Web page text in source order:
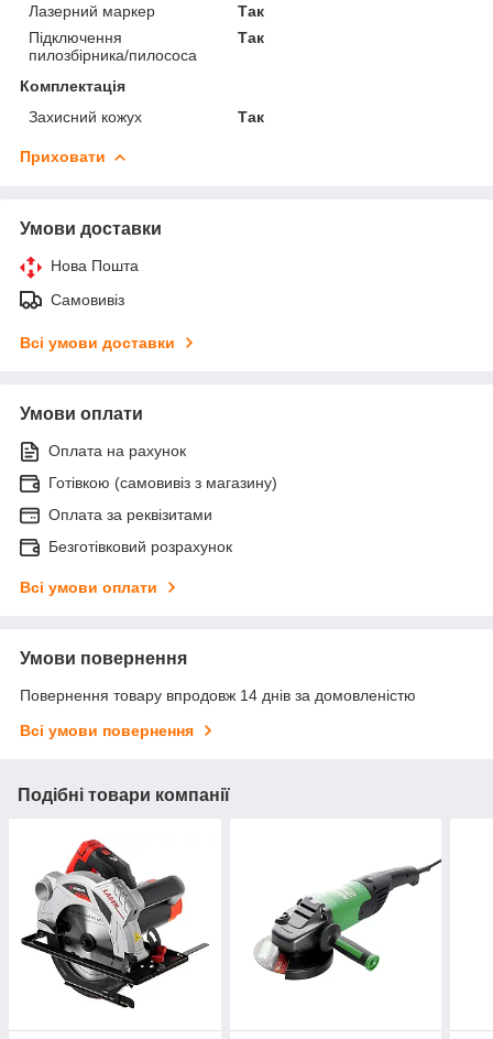
Лазерний маркер
Так
Підключення
пилозбірника/пилососа
Так
Комплектація
Захисний кожух
Так
Приховати
Умови доставки
Нова Пошта
Самовивіз
Всі умови доставки
Умови оплати
Оплата на рахунок
Готівкою (самовивіз з магазину)
Оплата за реквізитами
Безготівковий розрахунок
Всі умови оплати
Умови повернення
Повернення товару впродовж 14 днів за домовленістю
Всі умови повернення
Подібні товари компанії